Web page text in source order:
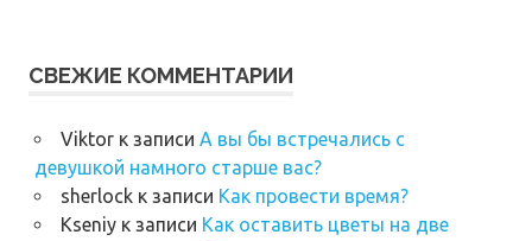
СВЕЖИЕ КОММЕНТАРИИ
Viktorк записи А вы бы встречались с
девушкой намного старше вас?
sherlockк записи Как провести время?
Kseniyк записи Как оставить цветы на две